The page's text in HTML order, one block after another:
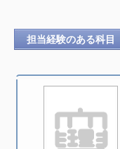
担当経験のある科目